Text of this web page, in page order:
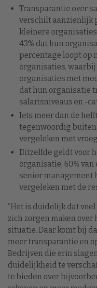
Transparantie over
verschilt aanzienlijk
kleinere
43% dat hun
percentage loopt op
organisaties, waarbij
organisaties met
dat hun organisatie
salarisniveaus en -
Iets meer dan de helft
tegenwoordig
vergeleken met
Ditzelfde geldt voor
organisatie, 60%
senior management
vergeleken met de
“Het is duidelijk dat
zich zorgen maken
situatie. Daar komt bij
meer transparantie en
Bedrijven die erin
duidelijkheid te
te bieden over